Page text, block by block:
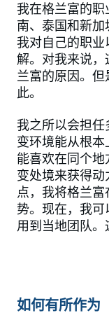
我在格兰富的
南、泰国和新加
我对自己的职
解。对我来说
兰富的原因。
此。
我之所以会担
变环境能从根
能喜欢在同个地
变处境来获得
点，我将格兰
势。现在，我
用到当地团队。
如何有所作为